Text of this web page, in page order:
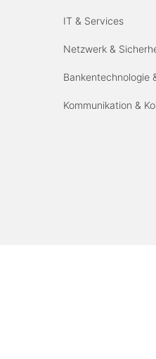
IT & Services
Netzwerk &
Bankentechnologie
Kommunikation &